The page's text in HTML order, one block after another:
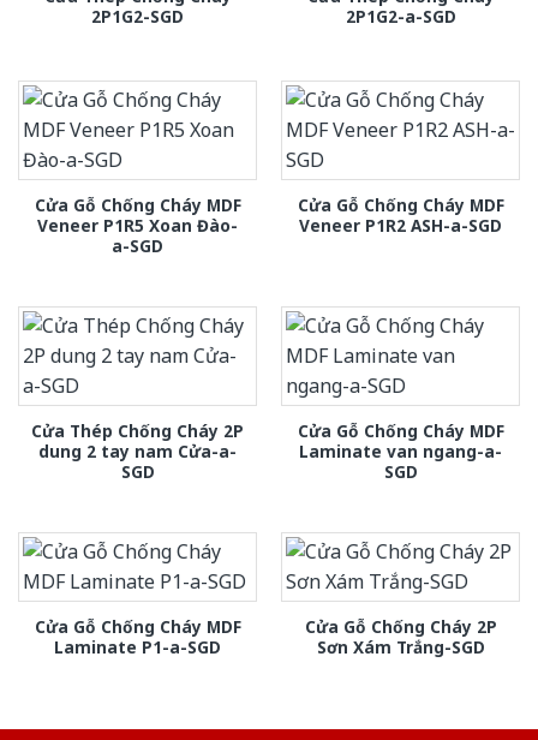
2P1G2-SGD
2P1G2-a-SGD
Cửa Gỗ Chống Cháy MDF
Veneer P1R5 Xoan Đào-
a-SGD
Cửa Gỗ Chống Cháy MDF
Veneer P1R2 ASH-a-SGD
Cửa Thép Chống Cháy 2P
dung 2 tay nam Cửa-a-
SGD
Cửa Gỗ Chống Cháy MDF
Laminate van ngang-a-
SGD
Cửa Gỗ Chống Cháy MDF
Laminate P1-a-SGD
Cửa Gỗ Chống Cháy 2P
Sơn Xám Trắng-SGD